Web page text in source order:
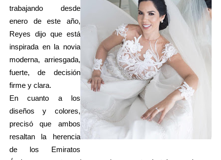
trabajando desde
enero de este año,
Reyes dijo que está
inspirada en la novia
moderna, arriesgada,
fuerte, de decisión
firme y clara.
En cuanto a los
diseños y colores,
precisó que ambos
resaltan la herencia
de los Emiratos